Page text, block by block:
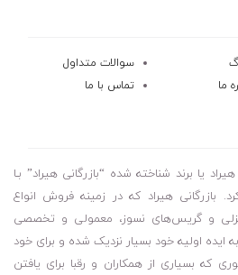
سوالات متداول
ما تماس با ما
یا برند شناخته شده “بازرگانی هیراد” بـا
بازرگانی هیراد که در زمینه فروش انواع
دیزلی و گریس‌های نسوز، معمولی و تخصصی
ایده اولیه خود بسیار نزدیک شده و برای خود
که بسیاری از همکاران و رقبا برای یافتن